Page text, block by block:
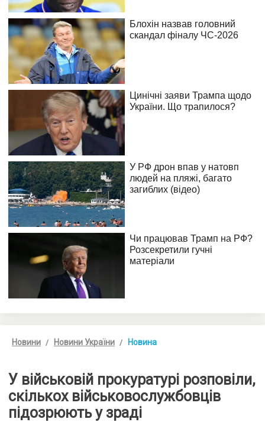
Новини Новини України Новина
У військовій прокуратурі розповіли,
скількох військовослужбовців
підозрюють у зраді